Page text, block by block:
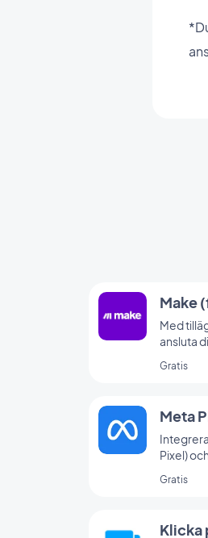
Make
Med
ansluta
tillägget
använda
Gratis
Meta
Pixel)
Gratis
Klicka